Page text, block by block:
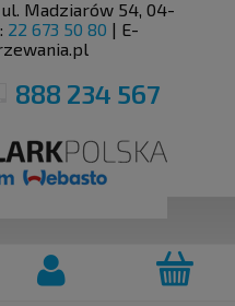
ul. Madziarów 54, 04-
22 673 50 80 | E-
888 234 567